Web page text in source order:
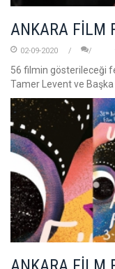
ANKARA FİLM
02-09-2020
56 filmin gösterileceği
Tamer Levent ve